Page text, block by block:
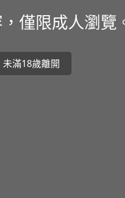
僅限成人瀏覽
未滿18歲離開